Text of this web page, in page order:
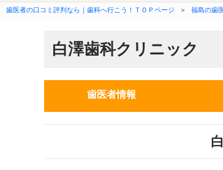
歯医者の口コミ評判なら｜歯科へ行こう！ＴＯＰページ ＞ 福島の歯
白澤歯科クリニック
歯医者情報